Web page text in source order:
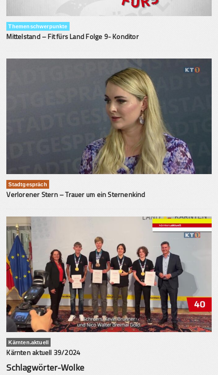
Themenschwerpunkte
Mittelstand – Fit fürs Land Folge 9- Konditor
Stadtgespräch
Verlorener Stern – Trauer um ein Sternenkind
Kärnten.aktuell
Kärnten aktuell 39/2024
Schlagwörter-Wolke